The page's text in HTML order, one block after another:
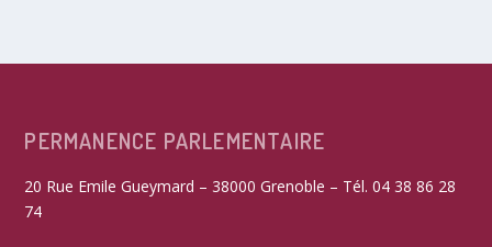
PERMANENCE PARLEMENTAIRE
20 Rue Emile Gueymard – 38000 Grenoble – Tél. 04 38 86 28
74